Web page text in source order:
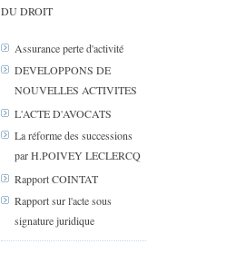
DU DROIT
Assurance perte d'activité
DEVELOPPONS DE
NOUVELLES ACTIVITES
L'ACTE D'AVOCATS
La réforme des successions
par H.POIVEY LECLERCQ
Rapport COINTAT
Rapport sur l'acte sous
signature juridique